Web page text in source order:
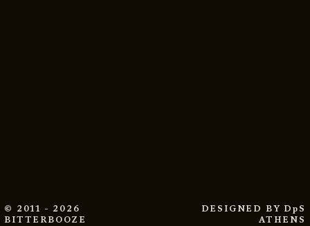
© 2011 - 2026
BITTERBOOZE
DESIGNED BY DpS
ATHENS